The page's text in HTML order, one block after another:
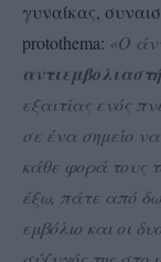
γυναίκας,
protothema: «Ο
εξαιτίας ενός
σε ένα σημείο
κάθε φορά τους
έξω, πάτε από
εμβόλιο και οι